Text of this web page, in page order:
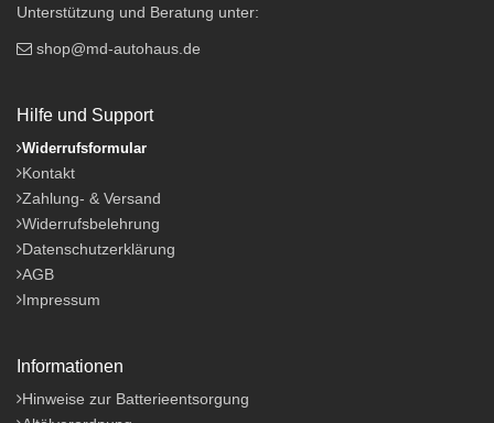
Unterstützung und Beratung unter:
shop@md-autohaus.de
Hilfe und Support
Widerrufsformular
Kontakt
Zahlung- & Versand
Widerrufsbelehrung
Datenschutzerklärung
AGB
Impressum
Informationen
Hinweise zur Batterieentsorgung